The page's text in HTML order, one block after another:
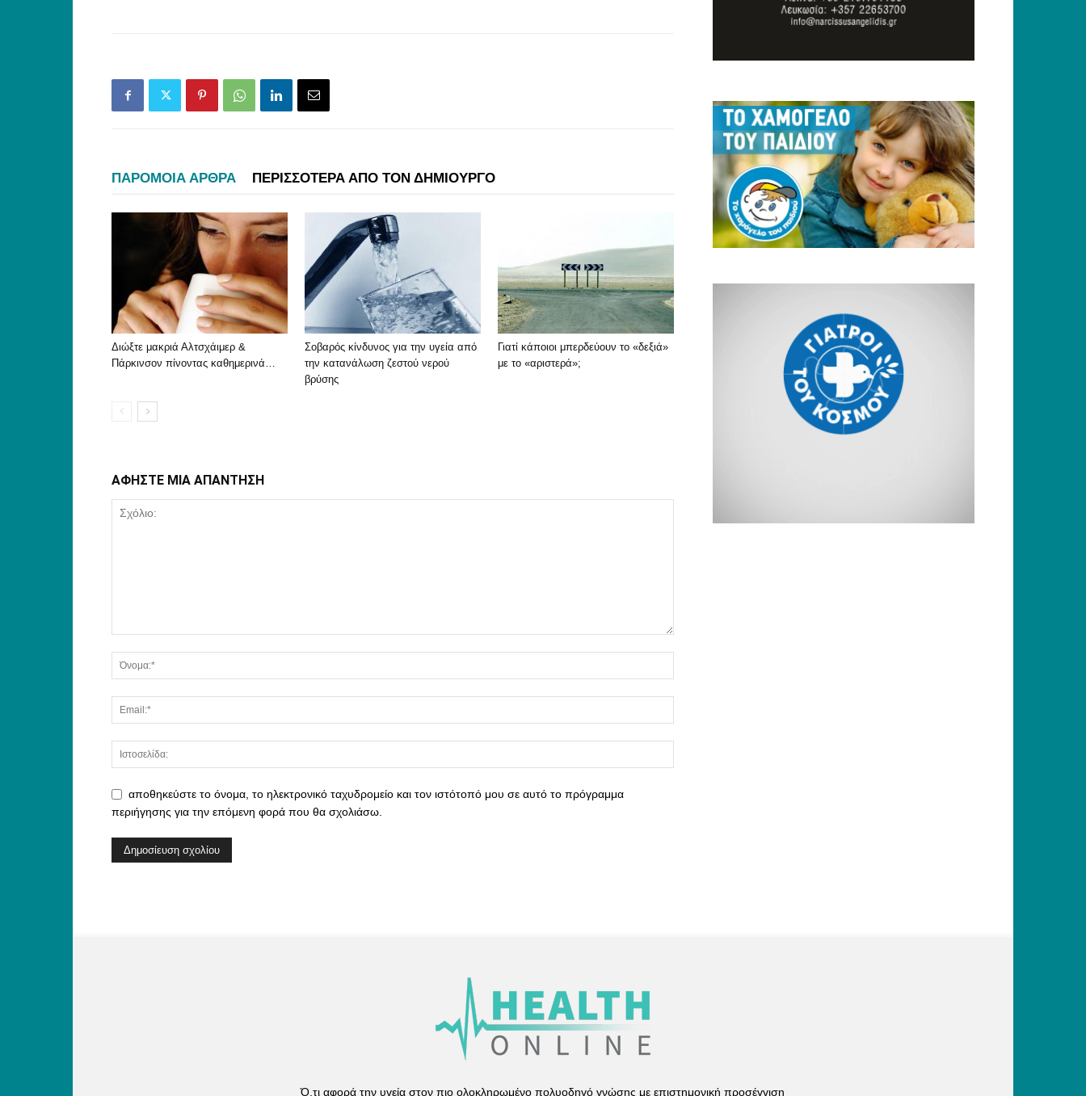
ΠΑΡΟΜΟΙΑ ΑΡΘΡΑ ΠΕΡΙΣΣΟΤΕΡΑ ΑΠΟ ΤΟΝ ΔΗΜΙΟΥΡΓΟ
Διώξτε μακριά Αλτσχάιμερ &
Πάρκινσον πίνοντας καθημερινά…
Σοβαρός κίνδυνος για την υγεία από
την κατανάλωση ζεστού νερού
βρύσης
Γιατί κάποιοι μπερδεύουν το «δεξιά»
με το «αριστερά»;
ΑΦΗΣΤΕ ΜΙΑ ΑΠΑΝΤΗΣΗ
αποθηκεύστε το όνομα, το ηλεκτρονικό ταχυδρομείο και τον ιστότοπό μου σε αυτό το πρόγραμμα
περιήγησης για την επόμενη φορά που θα σχολιάσω.
Ό,τι αφορά την υγεία στον πιο ολοκληρωμένο πολυοδηγό γνώσης με επιστημονική προσέγγιση